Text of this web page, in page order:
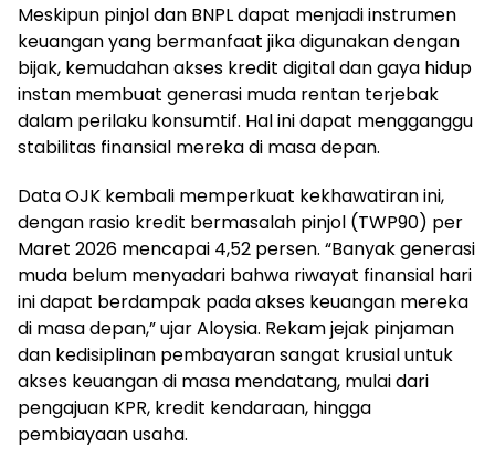
Meskipun pinjol dan BNPL dapat menjadi instrumen
keuangan yang bermanfaat jika digunakan dengan
bijak, kemudahan akses kredit digital dan gaya hidup
instan membuat generasi muda rentan terjebak
dalam perilaku konsumtif. Hal ini dapat mengganggu
stabilitas finansial mereka di masa depan.
Data OJK kembali memperkuat kekhawatiran ini,
dengan rasio kredit bermasalah pinjol (TWP90) per
Maret 2026 mencapai 4,52 persen. “Banyak generasi
muda belum menyadari bahwa riwayat finansial hari
ini dapat berdampak pada akses keuangan mereka
di masa depan,” ujar Aloysia. Rekam jejak pinjaman
dan kedisiplinan pembayaran sangat krusial untuk
akses keuangan di masa mendatang, mulai dari
pengajuan KPR, kredit kendaraan, hingga
pembiayaan usaha.